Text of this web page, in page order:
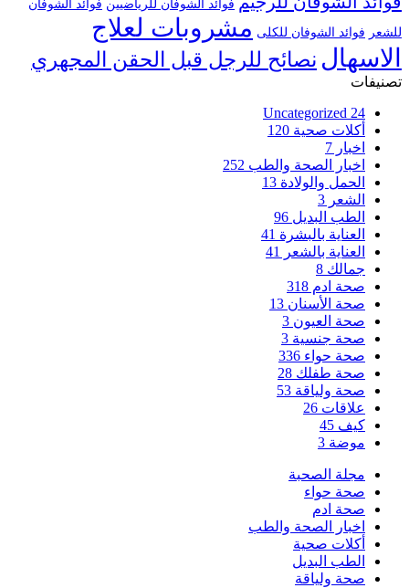
فوائد الشوفان للرياضيين فوائد الشوفان
للشعر فوائد الشوفان للكلى مشروبات لعلاج
الاسهال نصائح للرجل قبل الحقن المجهري
تصنيفات
Uncategorized 24
أكلات صحية 120
اخبار 7
اخبار الصحة والطب 252
الحمل والولادة 13
الشعر 3
الطب البديل 96
العناية بالبشرة 41
العناية بالشعر
41
جمالك 8
صحة ادم 318
صحة الأسنان 13
صحة العيون 3
صحة جنسية 3
صحة حواء 336
صحة طفلك 28
صحة ولياقة 53
علاقات 26
كيف 45
موضة 3
مجلة الصحبة
صحة حواء
صحة ادم
اخبار الصحة والطب
أكلات صحية
الطب البديل
صحة ولياقة